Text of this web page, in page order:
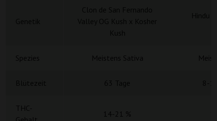
Spezies Meistens Sativa
THC-
14-21 %